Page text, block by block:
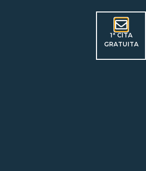
1ª CITA
GRATUITA